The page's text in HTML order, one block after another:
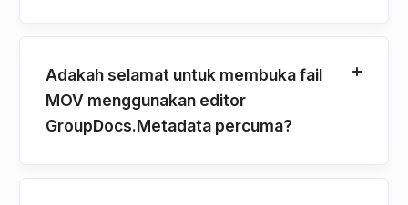
Adakah selamat untuk membuka fail
MOV menggunakan editor
GroupDocs.Metadata percuma?